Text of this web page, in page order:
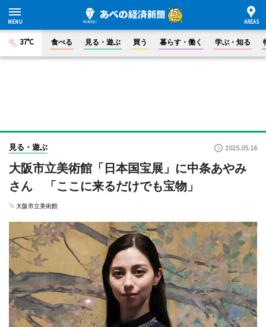
37°C 食べる 見る・遊ぶ 買う 暮らす・働く 学ぶ・知る
見る・遊ぶ 2025.05.16
大阪市立美術館「日本国宝展」に中条あやみ
さん 「ここに来るだけでも宝物」
大阪市立美術館